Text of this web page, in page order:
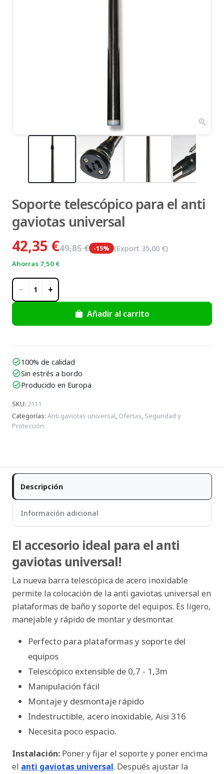
zoom_in
Soporte telescópico para el anti
gaviotas universal
42,35 €49,85 € -15% (Export 35,00 €)
Ahorras 7,50 €
− 1 +
Añadir al carrito
check_circle100% de calidad
check_circleSin estrés a bordo
check_circleProducido en Europa
SKU: 2111
Categorías: Anti gaviotas universal, Ofertas, Seguridad y
Protección
Descripción
Información adicional
El accesorio ideal para el anti
gaviotas universal!
La nueva barra telescópica de acero inoxidable
permite la colocación de la anti gaviotas universal en
plataformas de baño y soporte del equipos. Es ligero,
manejable y rápido de montar y desmontar.
Perfecto para plataformas y soporte del
equipos
Telescópico extensible de 0,7 - 1,3m
Manipulación fácil
Montaje y desmontaje rápido
Indestructible, acero inoxidable, Aisi 316
Necesita poco espacio.
Instalación: Poner y fijar el soporte y poner encima
el anti gaviotas universal. Después ajustar la